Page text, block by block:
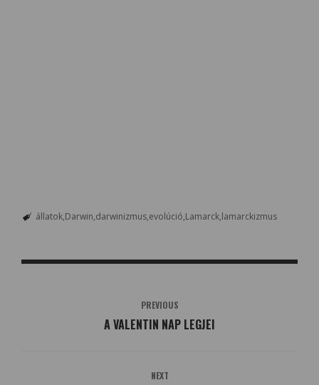
állatok Darwin darwinizmus evolúció Lamarck lamarckizmus
PREVIOUS
A VALENTIN NAP LEGJEI
NEXT